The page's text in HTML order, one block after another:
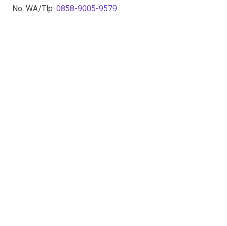
No. WA/Tlp: 0858-9005-9579